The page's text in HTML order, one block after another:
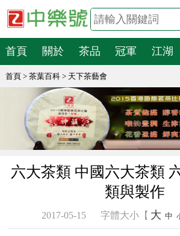
首頁 關於 茶品 冠軍 江湖
首頁> 茶葉百科> 天下茶藝會
六大茶類 中國六大茶類
類與製作
2017-05-15 字體大小【 大 中